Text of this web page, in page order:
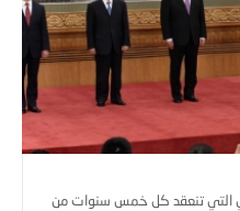
التي تنعقد كل خمس سنوات من